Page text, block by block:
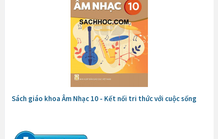
Sách giáo khoa Âm Nhạc 10 - Kết nối tri thức với cuộc sống